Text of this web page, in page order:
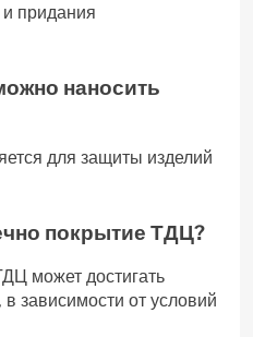
придания
наносить
для защиты изделий
покрытие ТДЦ?
может достигать
в зависимости от условий